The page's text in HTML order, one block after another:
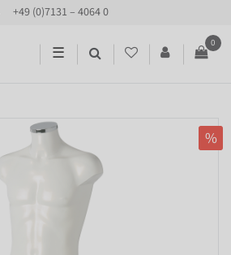
+49 (0)7131 – 4064 0
☰
0
%